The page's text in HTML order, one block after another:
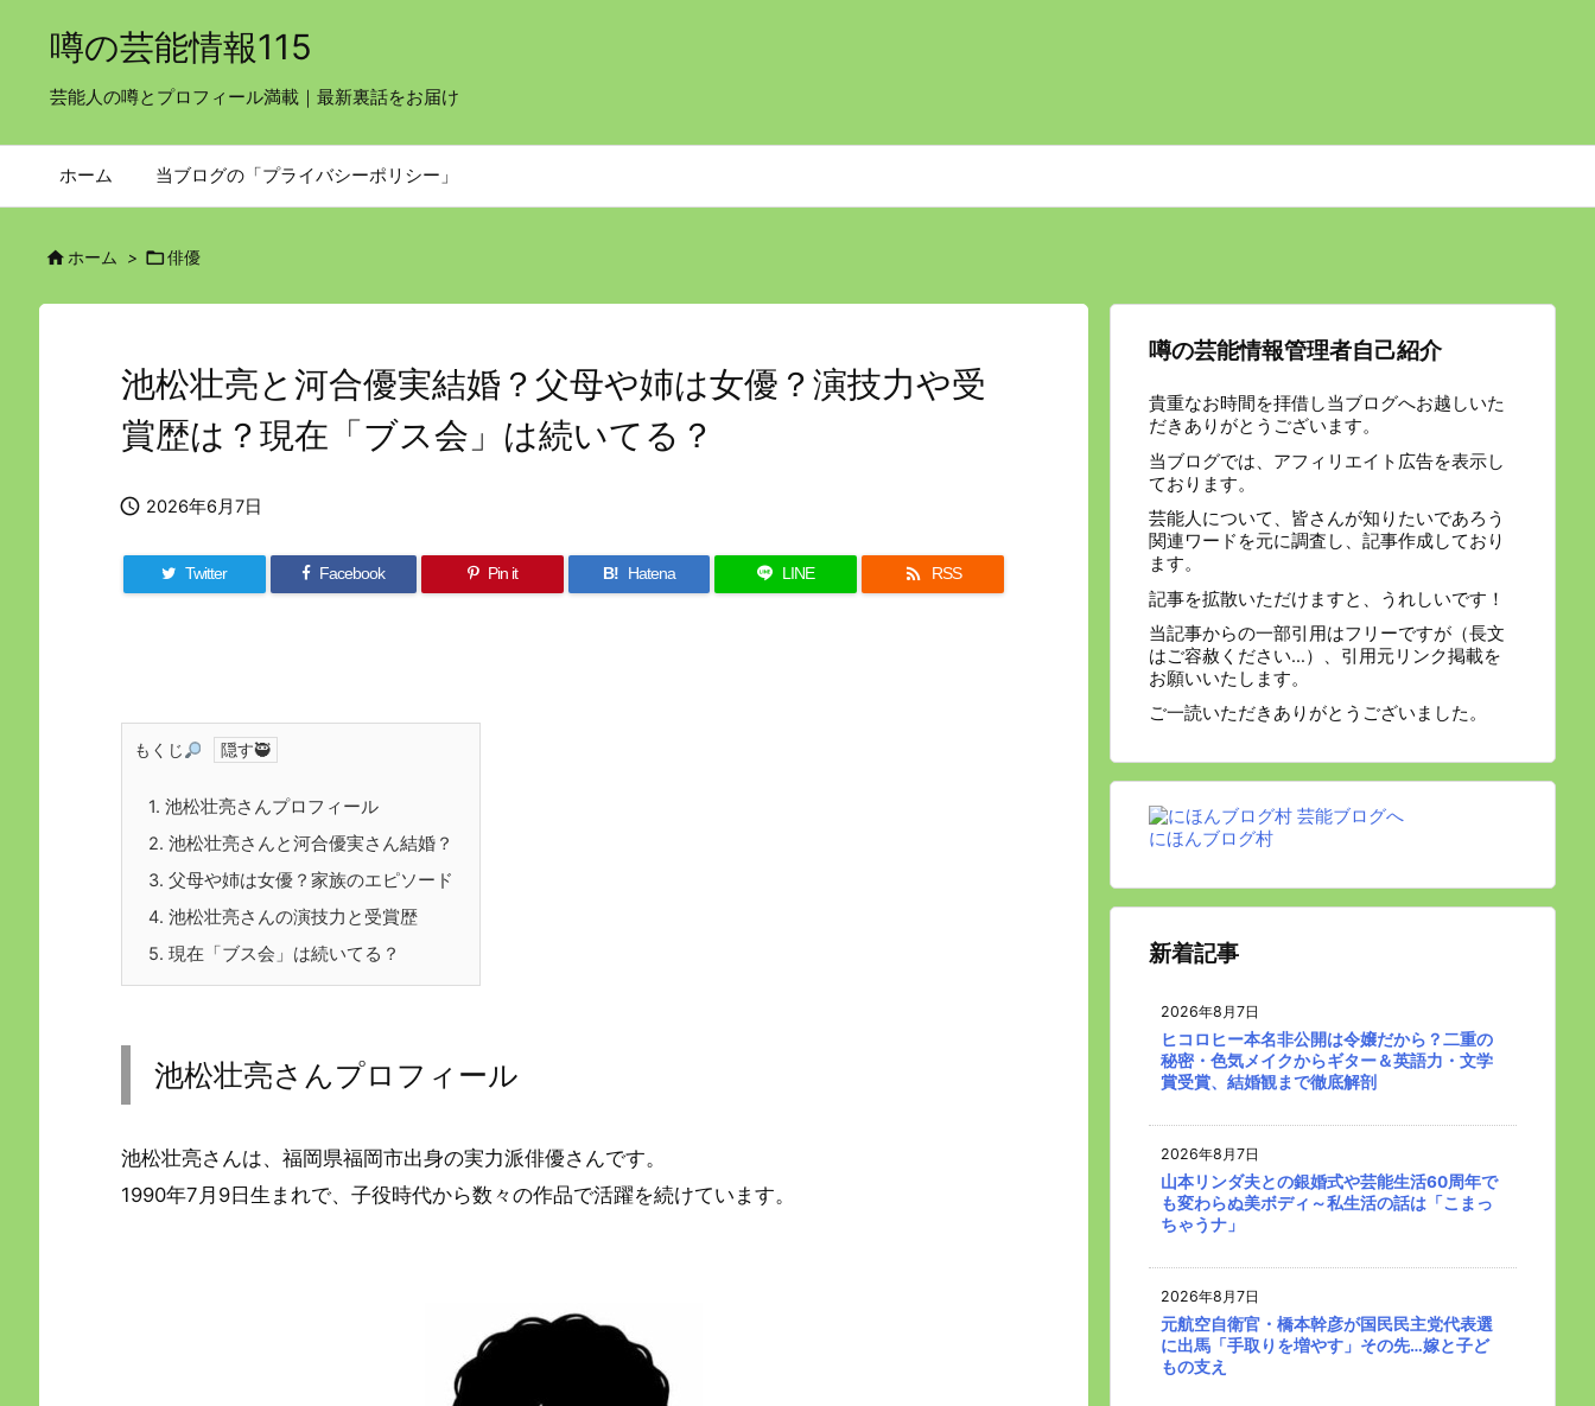
噂の芸能情報115
芸能人の噂とプロフィール満載｜最新裏話をお届け
ホーム 当ブログの「プライバシーポリシー」
ホーム > 俳優
池松壮亮と河合優実結婚？父母や姉は女優？演技力や受
賞歴は？現在「ブス会」は続いてる？
 2026年6月7日
Twitter Facebook Pin it B! Hatena LINE  RSS
もくじ
1. 池松壮亮さんプロフィール
2. 池松壮亮さんと河合優実さん結婚？
3. 父母や姉は女優？家族のエピソード
4. 池松壮亮さんの演技力と受賞歴
5. 現在「ブス会」は続いてる？
池松壮亮さんプロフィール
池松壮亮さんは、福岡県福岡市出身の実力派俳優さんです。
1990年7月9日生まれで、子役時代から数々の作品で活躍を続けています。
噂の芸能情報管理者自己紹介
貴重なお時間を拝借し当ブログへお越しいた
だきありがとうございます。
当ブログでは、アフィリエイト広告を表示し
ております。
芸能人について、皆さんが知りたいであろう
関連ワードを元に調査し、記事作成しており
ます。
記事を拡散いただけますと、うれしいです！
当記事からの一部引用はフリーですが（長文
はご容赦ください…）、引用元リンク掲載を
お願いいたします。
ご一読いただきありがとうございました。
にほんブログ村
新着記事
2026年8月7日
ヒコロヒー本名非公開は令嬢だから？二重の
秘密・色気メイクからギター＆英語力・文学
賞受賞、結婚観まで徹底解剖
2026年8月7日
山本リンダ夫との銀婚式や芸能生活60周年で
も変わらぬ美ボディ～私生活の話は「こまっ
ちゃうナ」
2026年8月7日
元航空自衛官・橋本幹彦が国民民主党代表選
に出馬「手取りを増やす」その先…嫁と子ど
もの支え